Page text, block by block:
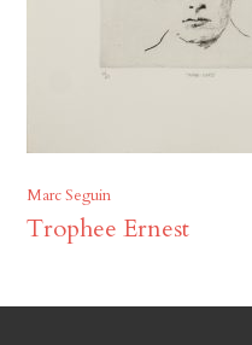
Marc Seguin
Trophee Ernest